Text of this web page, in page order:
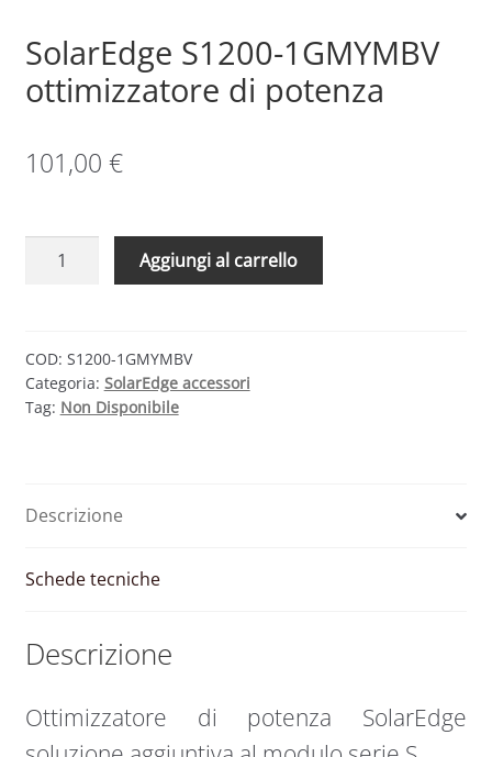
SolarEdge S1200-1GMYMBV
ottimizzatore di potenza
101,00 €
SolarEdge
S1200-
di
potenza
quantità
Aggiungi al carrello
COD: S1200-1GMYMBV
Categoria: SolarEdge accessori
Tag: Non Disponibile
Descrizione
Schede tecniche
Descrizione
Ottimizzatore di potenza SolarEdge